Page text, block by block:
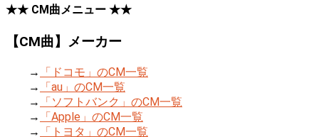
★★ CM曲メニュー ★★
【CM曲】メーカー
→
「ドコモ」のCM一覧
→
「au」のCM一覧
→
「ソフトバンク」のCM一覧
→
「Apple」のCM一覧
→
「トヨタ」のCM一覧